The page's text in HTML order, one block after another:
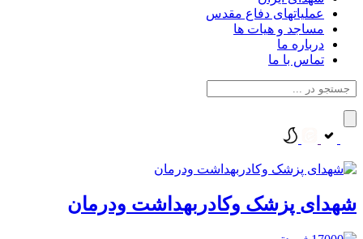
عملیاتهای دفاع مقدس
مساجد و هیات ها
درباره ما
تماس با ما
شهدای پزشک وکادربهداشت ودرمان